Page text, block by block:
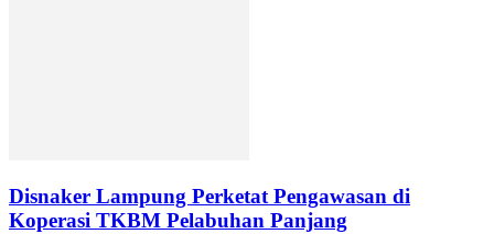
Disnaker Lampung Perketat Pengawasan di
Koperasi TKBM Pelabuhan Panjang